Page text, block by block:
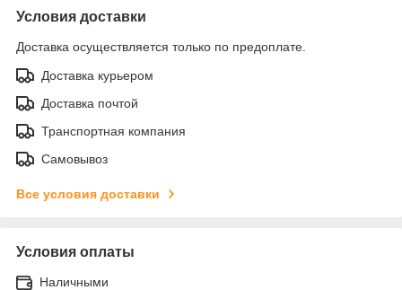
Условия доставки
Доставка осуществляется только по предоплате.
Доставка курьером
Доставка почтой
Транспортная компания
Самовывоз
Все условия доставки
Условия оплаты
Наличными